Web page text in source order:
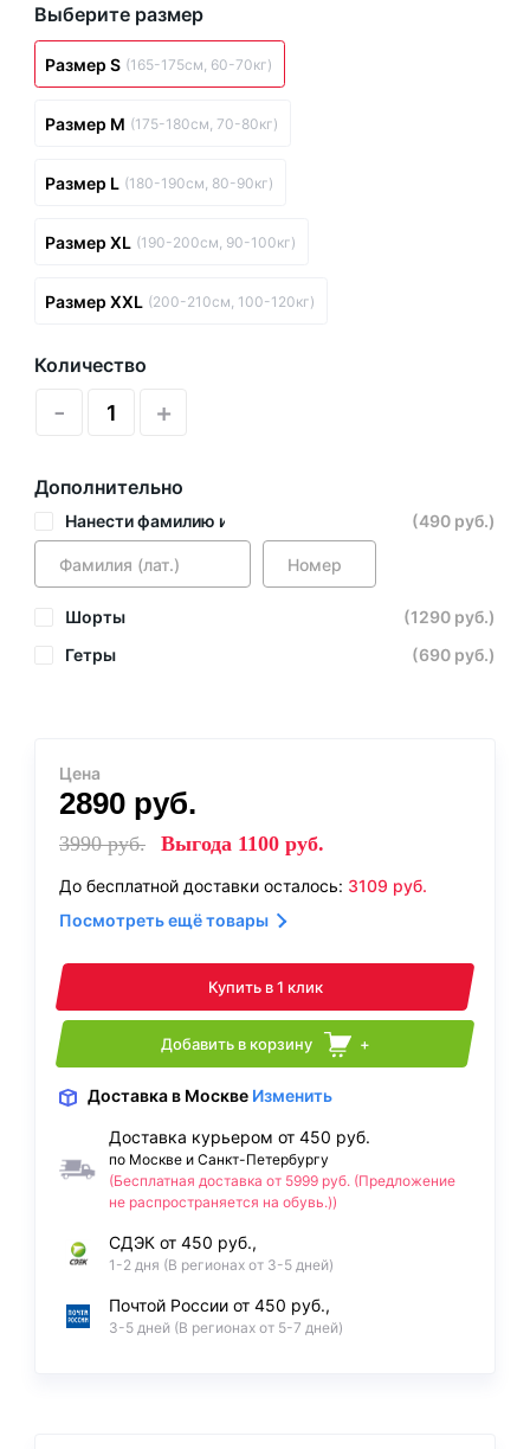
Выберите размер
Размер S (165-175см, 60-70кг)
Размер M (175-180см, 70-80кг)
Размер L (180-190см, 80-90кг)
Размер XL (190-200см, 90-100кг)
Размер XXL (200-210см, 100-120кг)
Количество
- +
Дополнительно
Нанести фамилию и номер (490 руб.)
Шорты
(1290 руб.)
Гетры
(690 руб.)
Цена
2890 руб.
3990руб. Выгода 1100 руб.
До бесплатной доставки осталось: 3109 руб.
Посмотреть ещё товары
Купить в 1 клик
Добавить в корзину +
Доставка в Москве Изменить
Доставка курьером от 450 руб.
по Москве и Санкт-Петербургу
(Бесплатная доставка от 5999 руб. (Предложение
не распространяется на обувь.))
СДЭК от 450 руб.,
1-2 дня (В регионах от 3-5 дней)
Почтой России от 450 руб.,
3-5 дней (В регионах от 5-7 дней)